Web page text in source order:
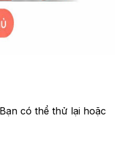
có thể thử lại hoặc